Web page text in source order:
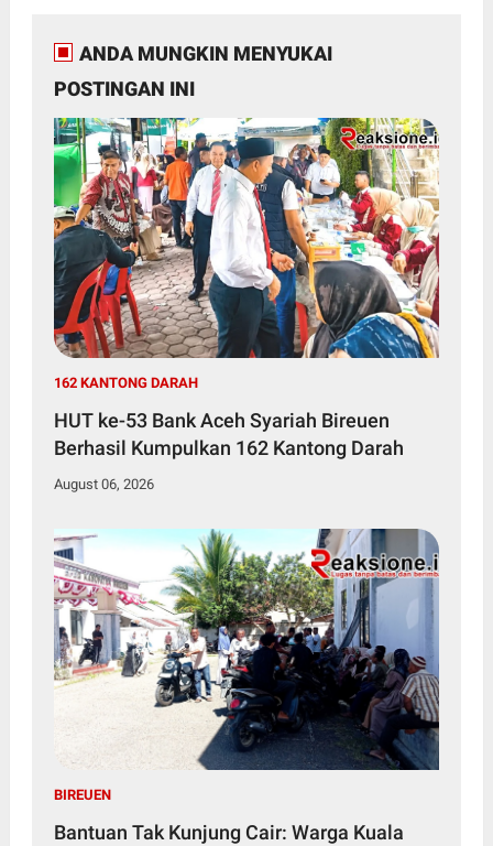
ANDA MUNGKIN MENYUKAI
POSTINGAN INI
162 KANTONG DARAH
HUT ke-53 Bank Aceh Syariah Bireuen
Berhasil Kumpulkan 162 Kantong Darah
August 06, 2026
BIREUEN
Bantuan Tak Kunjung Cair: Warga Kuala